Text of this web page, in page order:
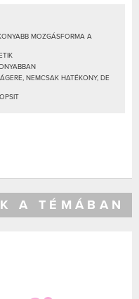
MOZGÁSFORMA A
NEMCSAK HATÉKONY, DE
A TÉMÁBAN